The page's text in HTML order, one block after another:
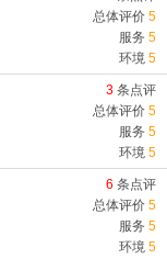
总体评价 5
服务 5
环境 5
3 条点评
总体评价 5
服务 5
环境 5
6 条点评
总体评价 5
服务 5
环境 5